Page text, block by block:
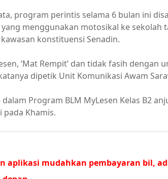
program perintis selama 6 bulan ini
menggunakan motosikal ke sekolah
konstituensi Senadin.
‘Mat Rempit’ dan tidak fasih dengan
dipetik Unit Komunikasi Awam
Program BLM MyLesen Kelas B2
pada Khamis.
aplikasi mudahkan pembayaran bil,